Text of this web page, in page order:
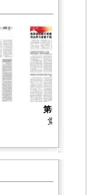
第04版
党建